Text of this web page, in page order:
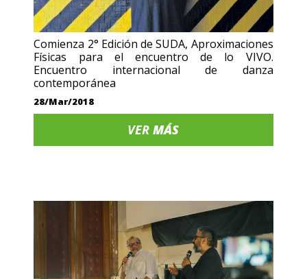
Comienza 2° Edición de SUDA, Aproximaciones
Físicas para el encuentro de lo VIVO.
Encuentro internacional de danza
contemporánea
28/Mar/2018
VERMÁS